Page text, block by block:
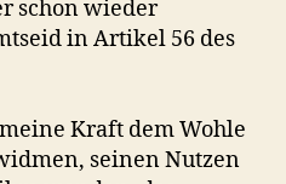
schon wieder
in Artikel 56 des
Kraft dem Wohle
seinen Nutzen